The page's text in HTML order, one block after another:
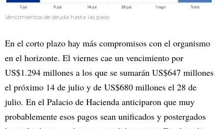
Vencimientos de deuda hasta las paso
En el corto plazo hay más compromisos con el organismo
en el horizonte. El viernes cae un vencimiento por
US$1.294 millones a los que se sumarán US$647 millones
el próximo 14 de julio y de US$680 millones el 28 de
julio. En el Palacio de Hacienda anticiparon que muy
probablemente esos pagos sean unificados y postergados